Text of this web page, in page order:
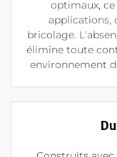
optimaux, ce
applications,
bricolage.
élimine toute
environnement